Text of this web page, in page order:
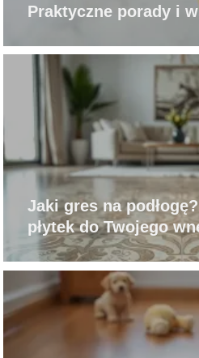
Praktyczne porady i
Jaki gres na
płytek do Twojego